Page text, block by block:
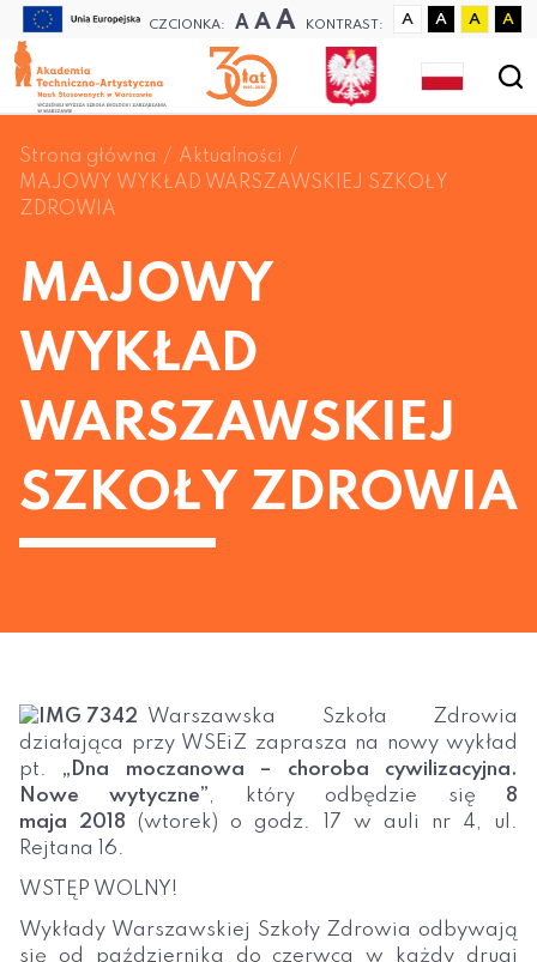
CZCIONKA: A A A KONTRAST: A A A A
Strona główna
Aktualności
MAJOWY WYKŁAD WARSZAWSKIEJ SZKOŁY
ZDROWIA
MAJOWY
WYKŁAD
WARSZAWSKIEJ
SZKOŁY ZDROWIA
Warszawska Szkoła Zdrowia
działająca przy WSEiZ zaprasza na nowy wykład
pt. „Dna moczanowa – choroba cywilizacyjna.
Nowe wytyczne”, który odbędzie się 8
maja
2018 (wtorek) o godz. 17 w auli nr 4, ul.
Rejtana 16.
WSTĘP WOLNY!
Wykłady Warszawskiej Szkoły Zdrowia odbywają
się od października do czerwca w każdy drugi